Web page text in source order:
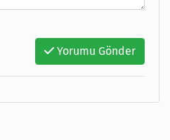
Yorumu Gönder